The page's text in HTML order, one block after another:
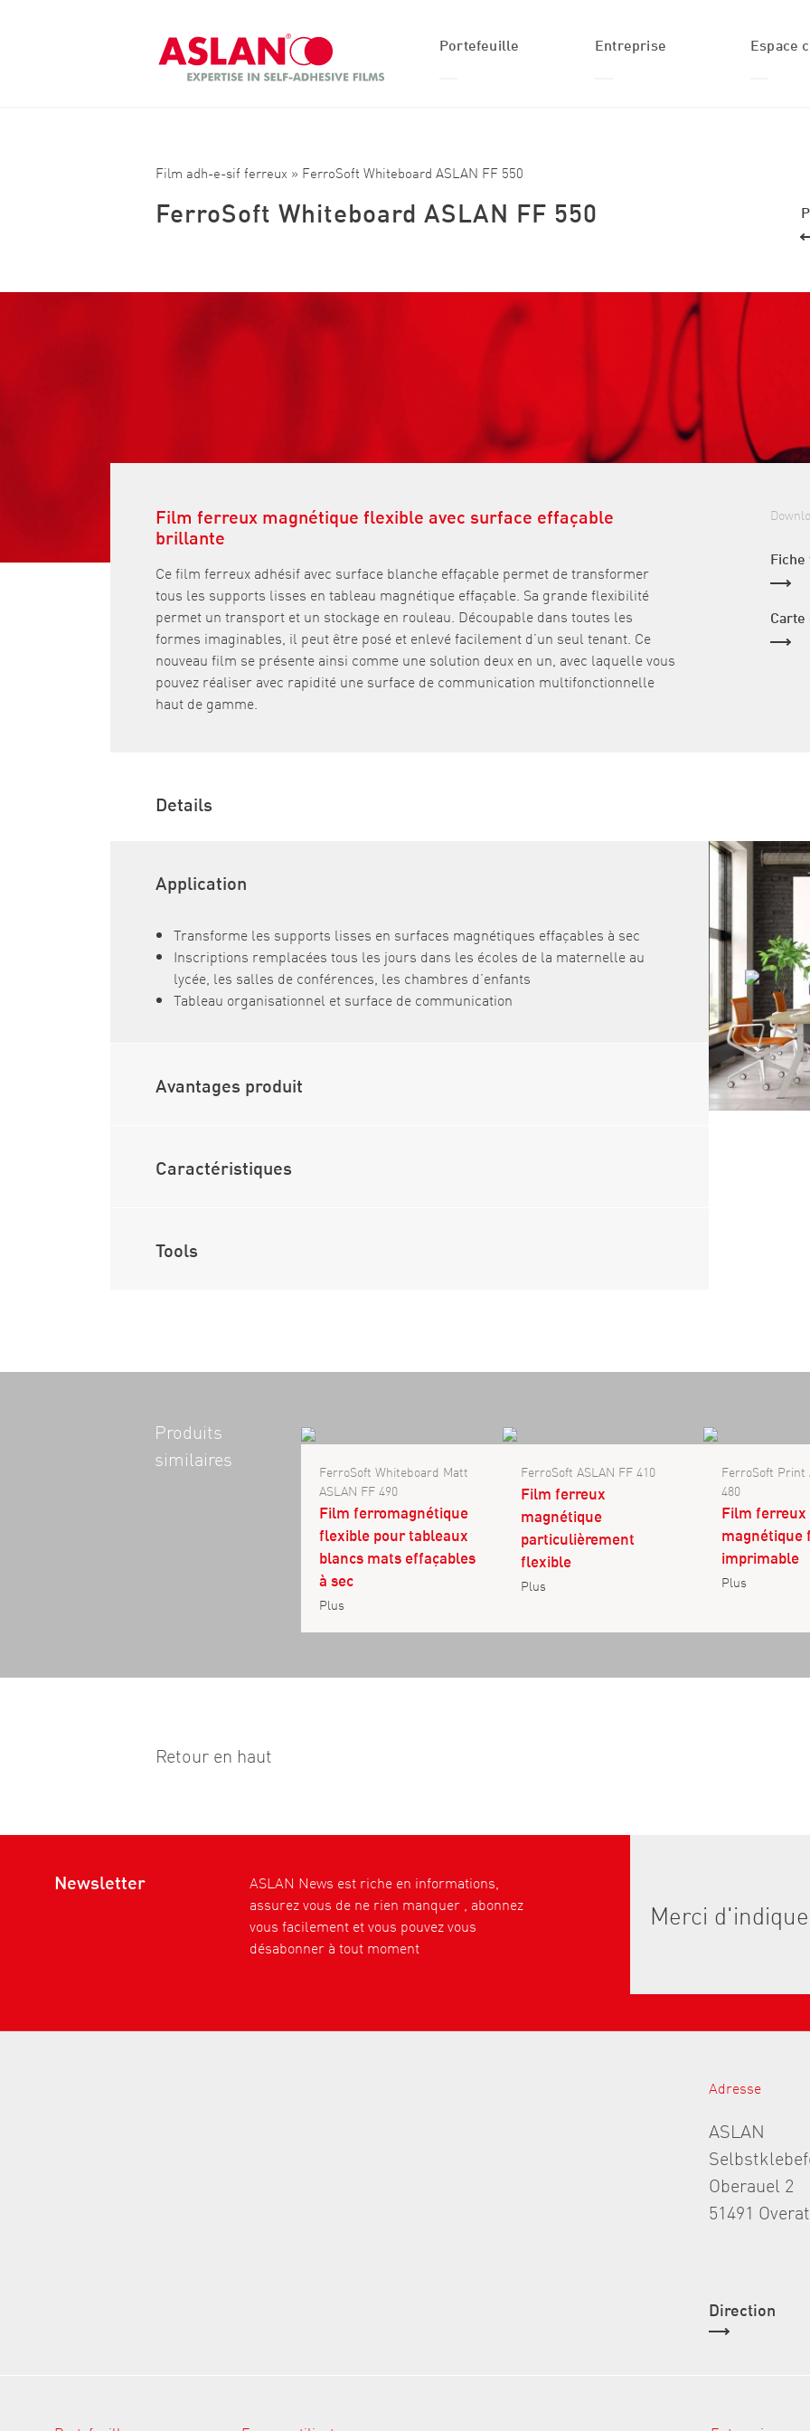
Recherche
Formulaire de recherche
Recherche
Portefeuille
Inspiration
Entreprise Espace
Film adh-e-sif ferreux » FerroSoft Whiteboard ASLAN FF 550
FerroSoft Whiteboard ASLAN FF 550
Film ferreux magnétique flexible avec surface effaçable
brillante
Ce film ferreux adhésif avec surface blanche effaçable permet de transformer
tous les supports lisses en tableau magnétique effaçable. Sa grande flexibilité
permet un transport et un stockage en rouleau. Découpable dans toutes les
formes imaginables, il peut être posé et enlevé facilement d’un seul tenant. Ce
nouveau film se présente ainsi comme une solution deux en un, avec laquelle vous
pouvez réaliser avec rapidité une surface de communication multifonctionnelle
haut de gamme.
Details
Application
Transforme les supports lisses en surfaces magnétiques effaçables à sec
Inscriptions remplacées tous les jours dans les écoles de la maternelle au
lycée, les salles de conférences, les chambres d’enfants
Tableau organisationnel et surface de communication
Avantages produit
Caractéristiques
Tools
Produits
similaires
FerroSoft Whiteboard Matt
ASLAN FF 490
Film ferromagnétique
flexible pour tableaux
blancs mats effaçables
à sec
Plus
FerroSoft ASLAN FF 410
Film ferreux
magnétique
particulièrement
flexible
Plus
FerroSoft Print
480
Film ferreux
magnétique
imprimable
Plus
Retour en haut
Newsletter
ASLAN News est riche en informations,
assurez vous de ne rien manquer , abonnez
vous facilement et vous pouvez vous
désabonner à tout moment
Adresse
ASLAN
Oberauel 2
51491
Direction